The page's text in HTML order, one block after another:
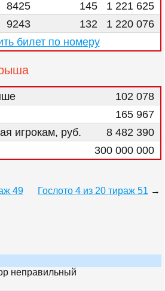
8425 145
1 221 625
9243 132
1 220 076
билет по номеру
102 078
165 967
игрокам, руб.
8 482 390
300 000 000
49 Гослото 4 из 20 тираж 51 →
неправильный